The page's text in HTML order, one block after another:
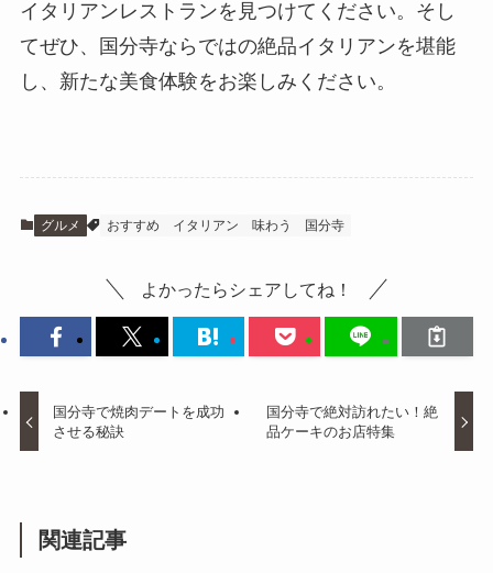
イタリアンレストランを見つけてください。そし
てぜひ、国分寺ならではの絶品イタリアンを堪能
し、新たな美食体験をお楽しみください。
グルメ おすすめ イタリアン 味わう 国分寺
よかったらシェアしてね！
国分寺で焼肉デートを成功
させる秘訣
国分寺で絶対訪れたい！絶
品ケーキのお店特集
関連記事